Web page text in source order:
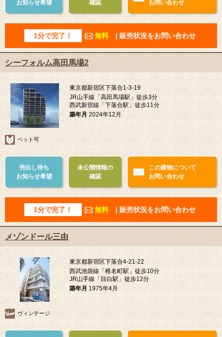
お知らせ希望
確認
お問い合わせ
1分で完了！ 無料 | 販売状況をお問い合わせ
シーフォルム高田馬場2
東京都新宿区下落合1-3-19
JR山手線「高田馬場駅」徒歩3分
西武新宿線「下落合駅」徒歩11分
築年月 2024年12月
ペット可
売出し待ち
お知らせ希望
未公開情報の
確認
この建物について
お問い合わせ
1分で完了！ 無料 | 販売状況をお問い合わせ
メゾンドール三由
東京都新宿区下落合4-21-22
西武池袋線「椎名町駅」徒歩10分
JR山手線「目白駅」徒歩12分
築年月 1975年4月
ヴィンテージ